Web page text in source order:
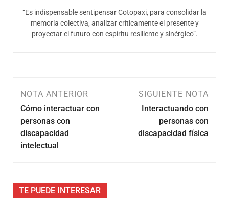
“Es indispensable sentipensar Cotopaxi, para consolidar la
memoria colectiva, analizar críticamente el presente y
proyectar el futuro con espíritu resiliente y sinérgico”.
NOTA ANTERIOR
Cómo interactuar con
personas con
discapacidad
intelectual
SIGUIENTE NOTA
Interactuando con
personas con
discapacidad física
TE PUEDE INTERESAR